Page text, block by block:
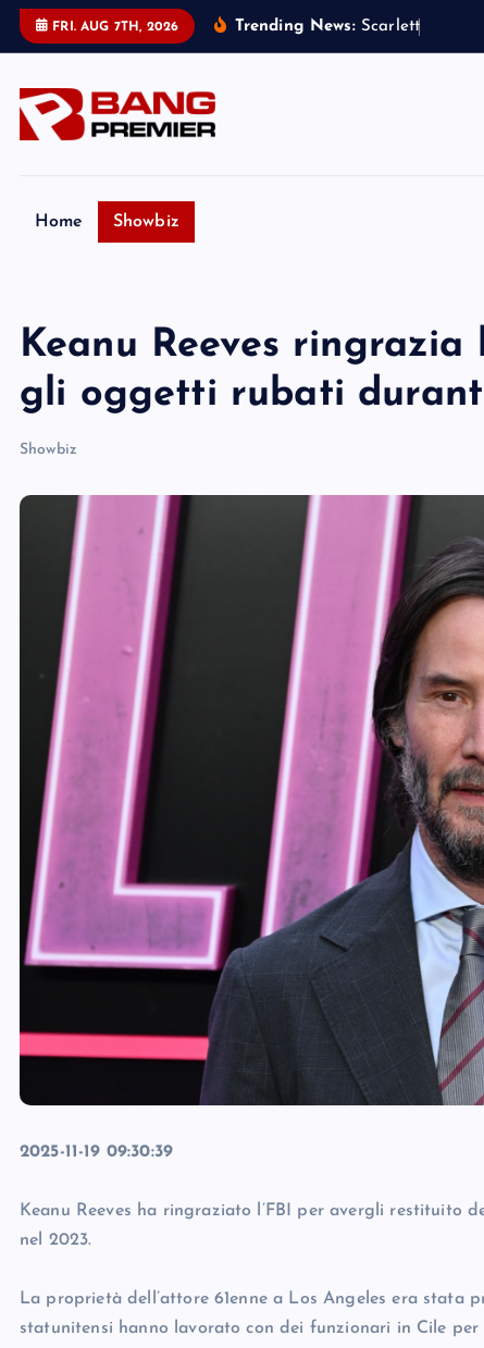
FRI. AUG 7TH, 2026 Trending News: Scar ett
Home Showbiz
Keanu Reeves
gli oggetti rubati
Showbiz
2025-11-19 09:30:39
Keanu Reeves ha ringraziato l’FBI per avergli
nel 2023.
La proprietà dell’attore 61enne a Los Angeles era
statunitensi hanno lavorato con dei funzionari in Cile